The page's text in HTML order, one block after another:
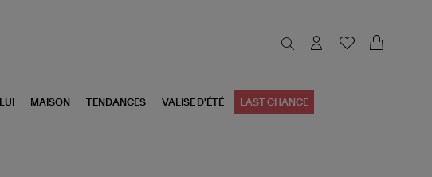
LUI MAISON TENDANCES VALISE D'ÉTÉ LAST CHANCE